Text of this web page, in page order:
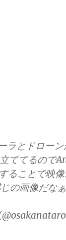
ラとドローン
ててるので
ることで映
の画像だな